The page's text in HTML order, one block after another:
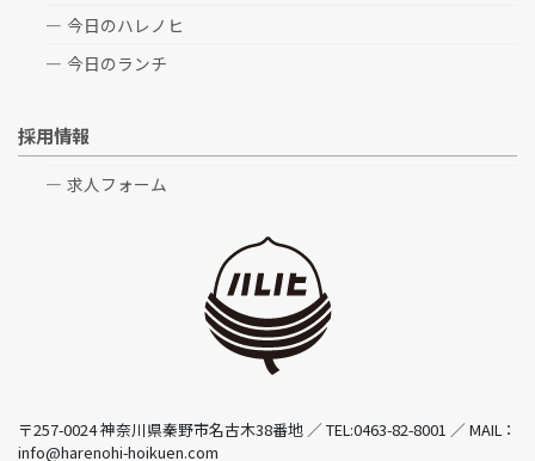
今日のハレノヒ
今日のランチ
採用情報
求人フォーム
〒257-0024 神奈川県秦野市名古木38番地 ／ TEL:0463-82-8001 ／ MAIL：
info@harenohi-hoikuen.com